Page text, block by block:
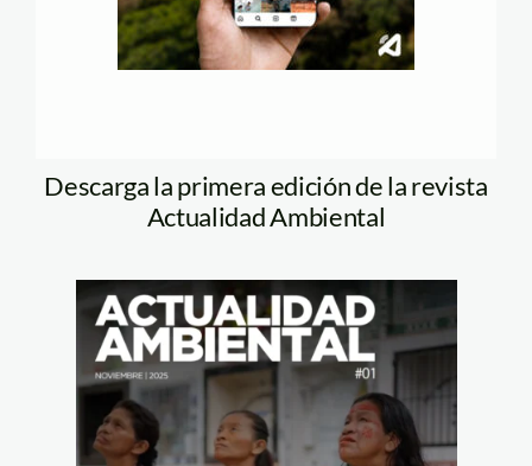
Descarga la primera edición de la revista
Actualidad Ambiental